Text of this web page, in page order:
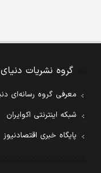
گروه نشریات
معرفی گروه رسانه‌ای
شبکه اینترنتی اکوایران
پایگاه خبری اقتصادنیوز